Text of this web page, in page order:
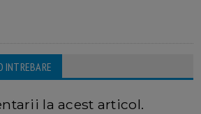
INTREBARE
la acest articol.